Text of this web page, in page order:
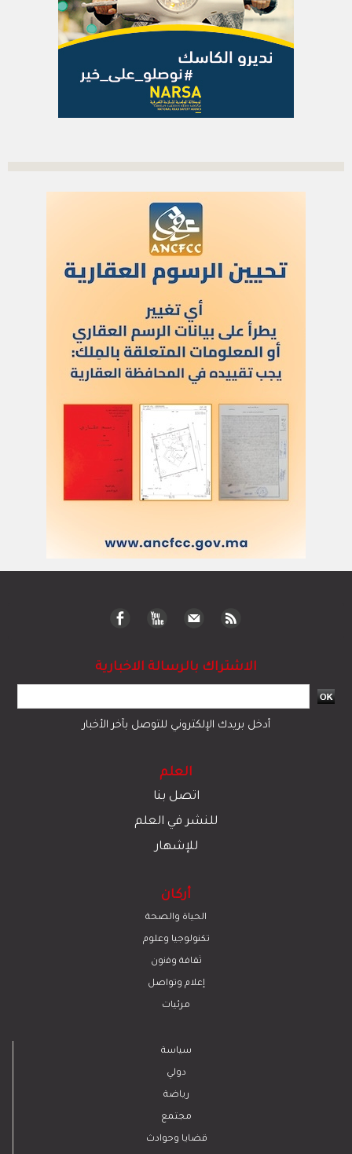
الاشتراك بالرسالة الاخبارية
أدخل بريدك الإلكتروني للتوصل بآخر الأخبار
العلم
اتصل بنا
للنشر في العلم
للإشهار
أركان
الحياة والصحة
تكنولوجيا وعلوم
ﺛﻘﺎﻓﺔ وﻓﻧون
إعلام وتواصل
مرئيات
سياسة
دولي
رياضة
مجتمع
قضايا وحوادث